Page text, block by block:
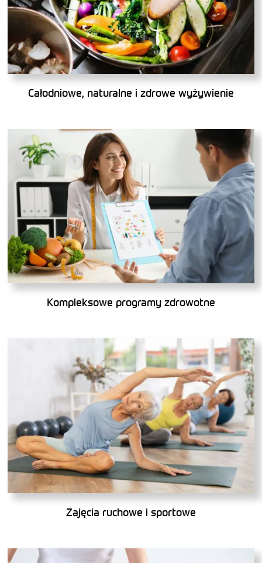
Całodniowe, naturalne i zdrowe wyżywienie
Kompleksowe programy zdrowotne
Zajęcia ruchowe i sportowe